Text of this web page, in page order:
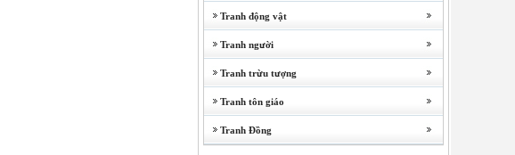
Tranh động vật
Tranh người
Tranh trừu tượng
Tranh tôn giáo
Tranh Đồng